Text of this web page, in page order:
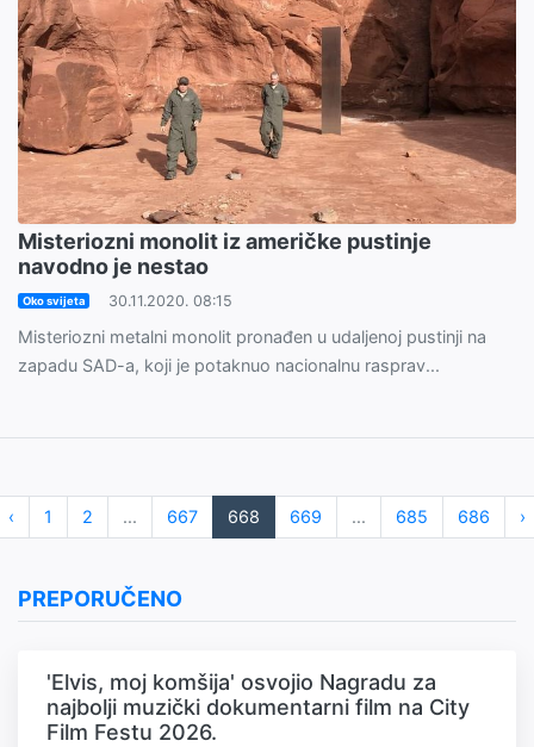
Misteriozni monolit iz američke pustinje
navodno je nestao
Oko svijeta 30.11.2020. 08:15
Misteriozni metalni monolit pronađen u udaljenoj pustinji na
zapadu SAD-a, koji je potaknuo nacionalnu rasprav...
‹ 1 2 ... 667 668 669 ... 685 686 ›
PREPORUČENO
'Elvis, moj komšija' osvojio Nagradu za
najbolji muzički dokumentarni film na City
Film Festu 2026.